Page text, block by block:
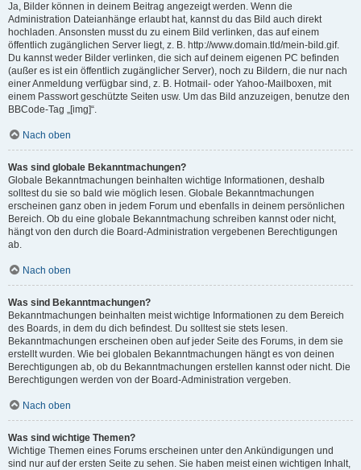
Ja, Bilder können in deinem Beitrag angezeigt werden. Wenn die
Administration Dateianhänge erlaubt hat, kannst du das Bild auch direkt
hochladen. Ansonsten musst du zu einem Bild verlinken, das auf einem
öffentlich zugänglichen Server liegt, z. B. http://www.domain.tld/mein-bild.gif.
Du kannst weder Bilder verlinken, die sich auf deinem eigenen PC befinden
(außer es ist ein öffentlich zugänglicher Server), noch zu Bildern, die nur nach
einer Anmeldung verfügbar sind, z. B. Hotmail- oder Yahoo-Mailboxen, mit
einem Passwort geschützte Seiten usw. Um das Bild anzuzeigen, benutze den
BBCode-Tag „[img]“.
Nach oben
Was sind globale Bekanntmachungen?
Globale Bekanntmachungen beinhalten wichtige Informationen, deshalb
solltest du sie so bald wie möglich lesen. Globale Bekanntmachungen
erscheinen ganz oben in jedem Forum und ebenfalls in deinem persönlichen
Bereich. Ob du eine globale Bekanntmachung schreiben kannst oder nicht,
hängt von den durch die Board-Administration vergebenen Berechtigungen
ab.
Nach oben
Was sind Bekanntmachungen?
Bekanntmachungen beinhalten meist wichtige Informationen zu dem Bereich
des Boards, in dem du dich befindest. Du solltest sie stets lesen.
Bekanntmachungen erscheinen oben auf jeder Seite des Forums, in dem sie
erstellt wurden. Wie bei globalen Bekanntmachungen hängt es von deinen
Berechtigungen ab, ob du Bekanntmachungen erstellen kannst oder nicht. Die
Berechtigungen werden von der Board-Administration vergeben.
Nach oben
Was sind wichtige Themen?
Wichtige Themen eines Forums erscheinen unter den Ankündigungen und
sind nur auf der ersten Seite zu sehen. Sie haben meist einen wichtigen Inhalt,